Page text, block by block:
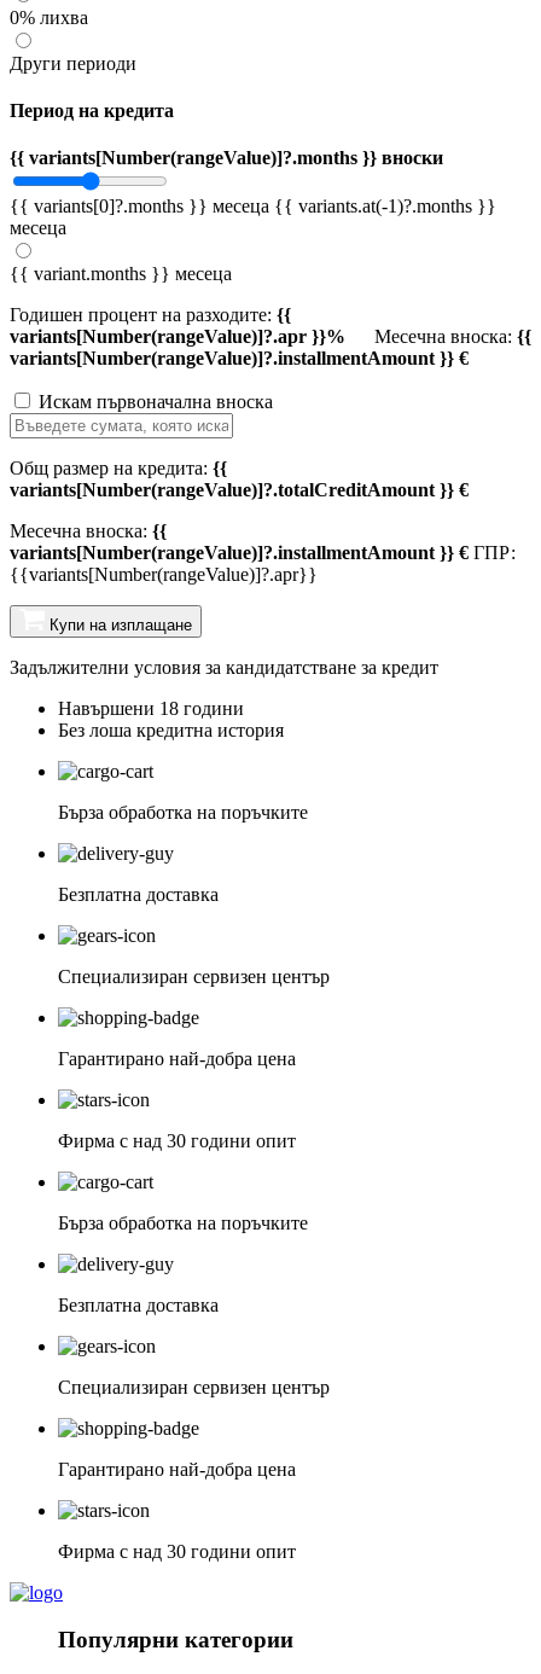
0% лихва
Други периоди
Период на кредита
{{ variants[Number(rangeValue)]?.months }} вноски
{{ variants[0]?.months }} месеца {{ variants.at(-1)?.months }}
месеца
{{ variant.months }} месеца
Годишен процент на разходите: {{
variants[Number(rangeValue)]?.apr }}%
Месечна вноска: {{
variants[Number(rangeValue)]?.installmentAmount }} €
Искам първоначална вноска
Общ размер на кредита: {{
variants[Number(rangeValue)]?.totalCreditAmount }} €
Месечна вноска: {{
variants[Number(rangeValue)]?.installmentAmount }} € ГПР:
{{variants[Number(rangeValue)]?.apr}}
Купи на изплащане
Задължителни условия за кандидатстване за кредит
Навършени 18 години
Без лоша кредитна история
Бърза обработка на поръчките
Безплатна доставка
Специализиран сервизен център
Гарантирано най-добра цена
Фирма с над 30 години опит
Бърза обработка на поръчките
Безплатна доставка
Специализиран сервизен център
Гарантирано най-добра цена
Фирма с над 30 години опит
Популярни категории